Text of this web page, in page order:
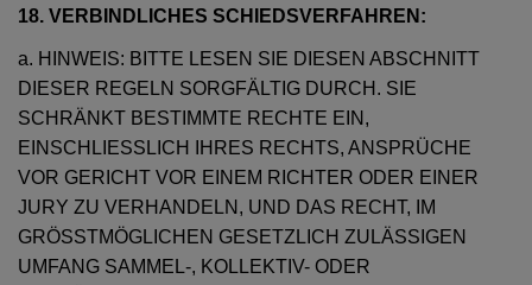
18. VERBINDLICHES SCHIEDSVERFAHREN:
a. HINWEIS: BITTE LESEN SIE DIESEN ABSCHNITT
DIESER REGELN SORGFÄLTIG DURCH. SIE
SCHRÄNKT BESTIMMTE RECHTE EIN,
EINSCHLIESSLICH IHRES RECHTS, ANSPRÜCHE
VOR GERICHT VOR EINEM RICHTER ODER EINER
JURY ZU VERHANDELN, UND DAS RECHT, IM
GRÖSSTMÖGLICHEN GESETZLICH ZULÄSSIGEN
UMFANG SAMMEL-, KOLLEKTIV- ODER